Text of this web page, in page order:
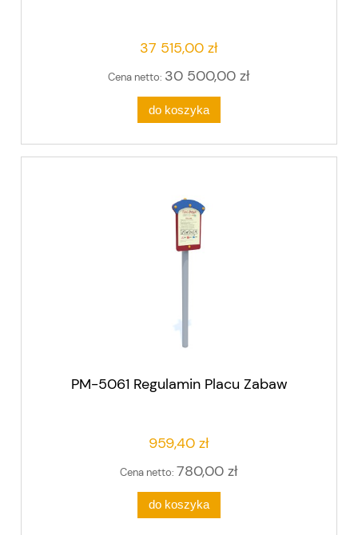
37 515,00 zł
Cena netto: 30 500,00 zł
do koszyka
PM-5061 Regulamin Placu Zabaw
959,40 zł
Cena netto: 780,00 zł
do koszyka